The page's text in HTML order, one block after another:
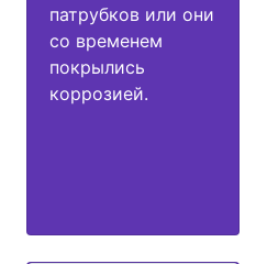
патрубков или они
со временем
покрылись
коррозией.